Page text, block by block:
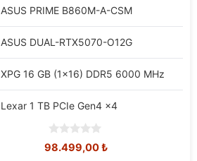
ASUS PRIME B860M-A-CSM
ASUS DUAL-RTX5070-O12G
XPG 16 GB (1x16) DDR5 6000 MHz
Lexar 1 TB PCIe Gen4 x4
0
Orijinal
98.499,00₺Şu